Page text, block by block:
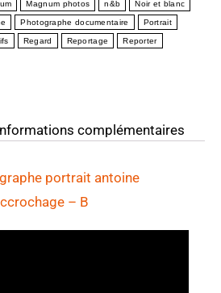
Magnum photos n&b Noir et blanc
Photographe documentaire Portrait
Regard Reportage Reporter
complémentaires
portrait antoine
– B